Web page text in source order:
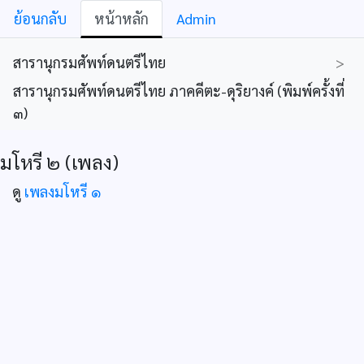
ย้อนกลับ หน้าหลัก Admin
สารานุกรมศัพท์ดนตรีไทย
>
สารานุกรมศัพท์ดนตรีไทย ภาคคีตะ-ดุริยางค์ (พิมพ์ครั้งที่
๓)
มโหรี ๒ (เพลง)
ดู เพลงมโหรี ๑